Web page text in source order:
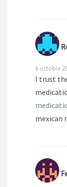
6 octobre
I trust
mexican